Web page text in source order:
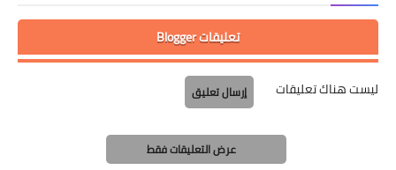
تعليقات Blogger
ليست هناك تعليقات إرسال تعليق
عرض التعليقات فقط